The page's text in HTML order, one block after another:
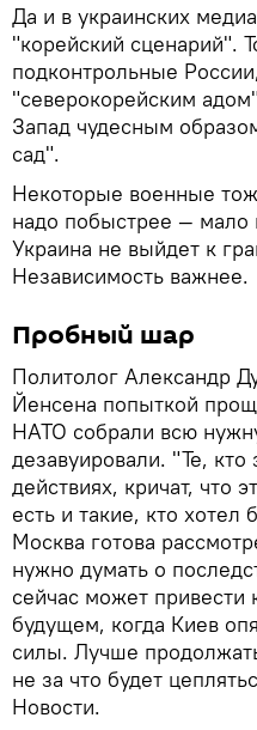
Да и в украинских
"корейский сценарий".
подконтрольные
"северокорейским
Запад чудесным
сад".
Некоторые военные
надо побыстрее — мало
Украина не выйдет к
Независимость важнее.
Пробный шар
Политолог Александр
Йенсена попыткой
НАТО собрали всю
дезавуировали. "Те,
действиях, кричат, что
есть и такие, кто хотел
Москва готова
нужно думать о
сейчас может
будущем, когда Киев
силы. Лучше
не за что будет
Новости.